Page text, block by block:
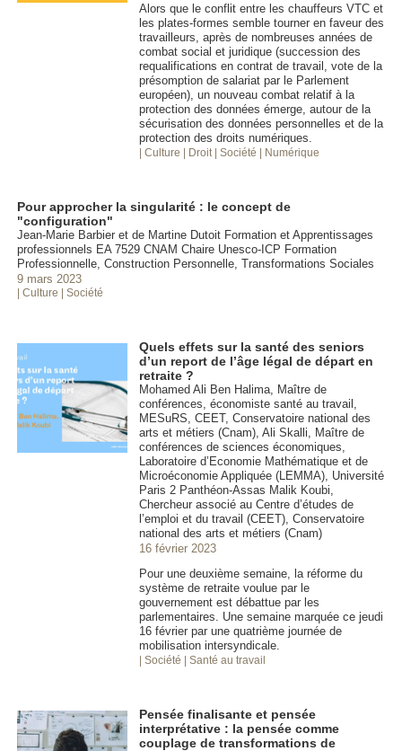
Alors que le conflit entre les chauffeurs VTC et
les plates-formes semble tourner en faveur des
travailleurs, après de nombreuses années de
combat social et juridique (succession des
requalifications en contrat de travail, vote de la
présomption de salariat par le Parlement
européen), un nouveau combat relatif à la
protection des données émerge, autour de la
sécurisation des données personnelles et de la
protection des droits numériques.
| Culture | Droit | Société | Numérique
Pour approcher la singularité : le concept de
"configuration"
Jean-Marie Barbier et de Martine Dutoit Formation et Apprentissages
professionnels EA 7529 CNAM Chaire Unesco-ICP Formation
Professionnelle, Construction Personnelle, Transformations Sociales
9 mars 2023
| Culture | Société
Quels effets sur la santé des seniors
d’un report de l’âge légal de départ en
retraite ?
Mohamed Ali Ben Halima, Maître de
conférences, économiste santé au travail,
MESuRS, CEET, Conservatoire national des
arts et métiers (Cnam), Ali Skalli, Maître de
conférences de sciences économiques,
Laboratoire d’Economie Mathématique et de
Microéconomie Appliquée (LEMMA), Université
Paris 2 Panthéon-Assas Malik Koubi,
Chercheur associé au Centre d’études de
l’emploi et du travail (CEET), Conservatoire
national des arts et métiers (Cnam)
16 février 2023
Pour une deuxième semaine, la réforme du
système de retraite voulue par le
gouvernement est débattue par les
parlementaires. Une semaine marquée ce jeudi
16 février par une quatrième journée de
mobilisation intersyndicale.
| Société | Santé au travail
Pensée finalisante et pensée
interprétative : la pensée comme
couplage de transformations de